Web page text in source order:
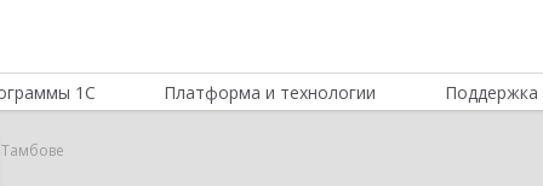
1С Платформа и технологии Поддержка
Тамбове